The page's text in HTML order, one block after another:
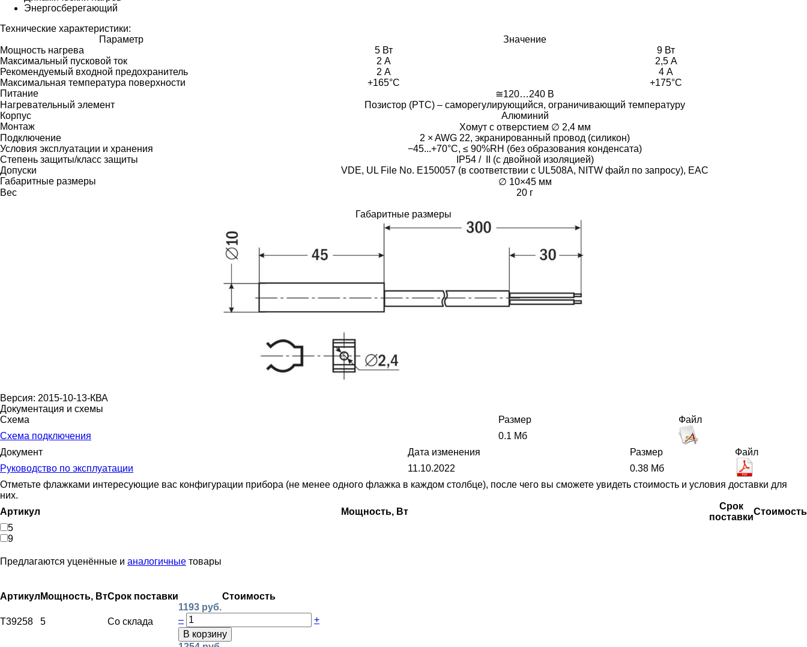
Энергосберегающий
Технические характеристики:
Параметр
Значение
Мощность нагрева
5 Вт
9 Вт
Максимальный пусковой ток
2 А
2,5 А
Рекомендуемый входной предохранитель
2 А
4 А
Максимальная температура поверхности
+165°С
+175°С
Питание
≅120…240 В
Нагревательный элемент
Позистор (PTC) – саморегулирующийся, ограничивающий температуру
Корпус
Алюминий
Монтаж
Хомут с отверстием ∅ 2,4 мм
Подключение
2 × AWG 22, экранированный провод (силикон)
Условия эксплуатации и хранения
−45...+70°С, ≤ 90%RH (без образования конденсата)
Степень защиты/класс защиты
IP54 / II (с двойной изоляцией)
Допуски
VDE, UL File No. E150057 (в соответствии с UL508A, NITW файл по запросу), EAC
Габаритные размеры
∅ 10×45 мм
Вес
20 г
Габаритные размеры
Версия: 2015-10-13-КВА
Документация и схемы
Схема
Размер
Файл
Схема подключения
0.1 Мб
Документ
Дата изменения Размер
Файл
Руководство по эксплуатации
11.10.2022
0.38 Мб
Отметьте флажками интересующие вас конфигурации прибора (не менее одного флажка в каждом столбце), после чего вы сможете увидеть стоимость и условия доставки для
них.
Артикул
Мощность, Вт
Срок
поставки
Стоимость
5
9
Предлагаются уценённые и аналогичные товары
Артикул Мощность, ВтСрок поставки Стоимость
T39258 5 Со склада
1193 руб.
–
+
В корзину